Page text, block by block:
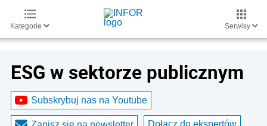
Kategorie Serwisy
ESG w sektorze publicznym
Subskrybuj nas na Youtube
Dołącz do ekspertów